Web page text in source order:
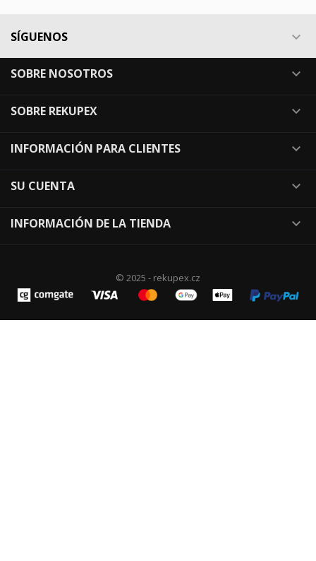
SÍGUENOS 
SOBRE NOSOTROS 
SOBRE REKUPEX 
INFORMACIÓN PARA CLIENTES 
SU CUENTA 
INFORMACIÓN DE LA TIENDA 
© 2025 - rekupex.cz